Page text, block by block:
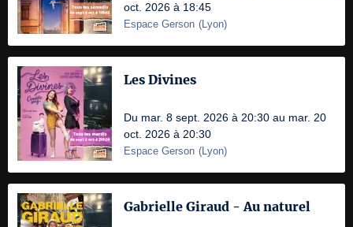
oct. 2026 à 18:45
Espace Gerson (Lyon)
Les Divines
Du mar. 8 sept. 2026 à 20:30 au mar. 20
oct. 2026 à 20:30
Espace Gerson (Lyon)
Gabrielle Giraud - Au naturel